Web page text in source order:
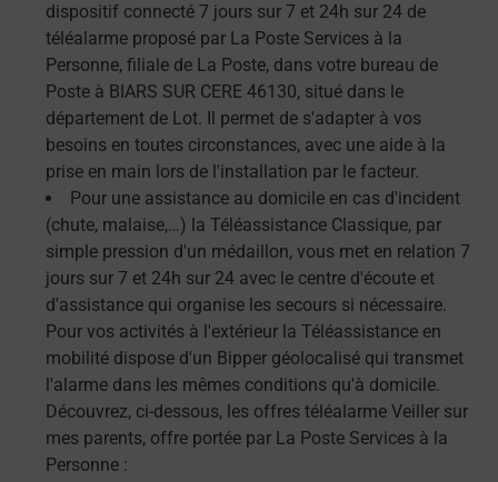
dispositif connecté 7 jours sur 7 et 24h sur 24 de
téléalarme proposé par La Poste Services à la
Personne, filiale de La Poste, dans votre bureau de
Poste à BIARS SUR CERE 46130, situé dans le
département de Lot. Il permet de s'adapter à vos
besoins en toutes circonstances, avec une aide à la
prise en main lors de l'installation par le facteur.
Pour une assistance au domicile en cas d'incident
(chute, malaise,…) la Téléassistance Classique, par
simple pression d'un médaillon, vous met en relation 7
jours sur 7 et 24h sur 24 avec le centre d'écoute et
d'assistance qui organise les secours si nécessaire.
Pour vos activités à l'extérieur la Téléassistance en
mobilité dispose d'un Bipper géolocalisé qui transmet
l'alarme dans les mêmes conditions qu'à domicile.
Découvrez, ci-dessous, les offres téléalarme Veiller sur
mes parents, offre portée par La Poste Services à la
Personne :